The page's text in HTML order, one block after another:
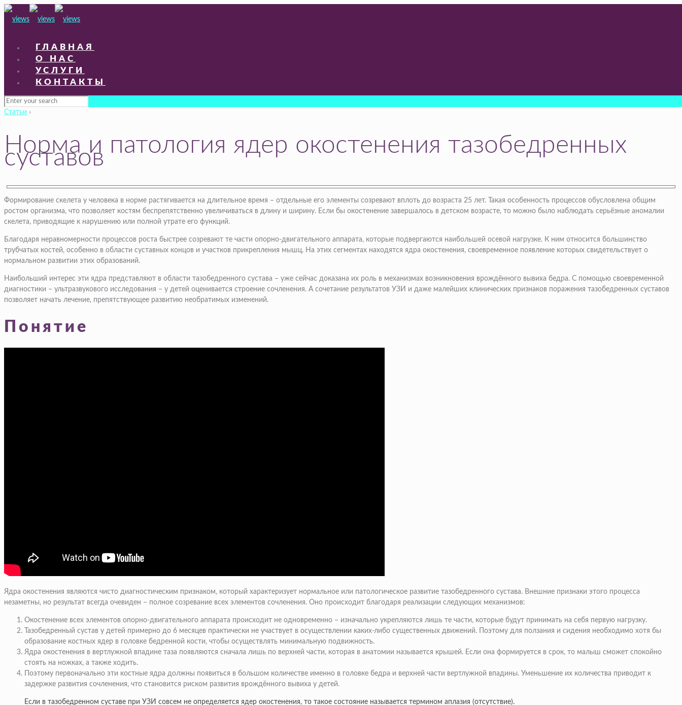
ГЛАВНАЯ
О НАС
УСЛУГИ
КОНТАКТЫ
Статьи ›
Норма и патология ядер окостенения тазобедренных
суставов
Формирование скелета у человека в норме растягивается на длительное время – отдельные его элементы созревают вплоть до возраста 25 лет. Такая особенность процессов обусловлена общим
ростом организма, что позволяет костям беспрепятственно увеличиваться в длину и ширину. Если бы окостенение завершалось в детском возрасте, то можно было наблюдать серьёзные аномалии
скелета, приводящие к нарушению или полной утрате его функций.
Благодаря неравномерности процессов роста быстрее созревают те части опорно-двигательного аппарата, которые подвергаются наибольшей осевой нагрузке. К ним относится большинство
трубчатых костей, особенно в области суставных концов и участков прикрепления мышц. На этих сегментах находятся ядра окостенения, своевременное появление которых свидетельствует о
нормальном развитии этих образований.
Наибольший интерес эти ядра представляют в области тазобедренного сустава – уже сейчас доказана их роль в механизмах возникновения врождённого вывиха бедра. С помощью своевременной
диагностики – ультразвукового исследования – у детей оценивается строение сочленения. А сочетание результатов УЗИ и даже малейших клинических признаков поражения тазобедренных суставов
позволяет начать лечение, препятствующее развитию необратимых изменений.
Понятие
Ядра окостенения являются чисто диагностическим признаком, который характеризует нормальное или патологическое развитие тазобедренного сустава. Внешние признаки этого процесса
незаметны, но результат всегда очевиден – полное созревание всех элементов сочленения. Оно происходит благодаря реализации следующих механизмов:
Окостенение всех элементов опорно-двигательного аппарата происходит не одновременно – изначально укрепляются лишь те части, которые будут принимать на себя первую нагрузку.
Тазобедренный сустав у детей примерно до 6 месяцев практически не участвует в осуществлении каких-либо существенных движений. Поэтому для ползания и сидения необходимо хотя бы
образование костных ядер в головке бедренной кости, чтобы осуществлять минимальную подвижность.
Ядра окостенения в вертлужной впадине таза появляются сначала лишь по верхней части, которая в анатомии называется крышей. Если она формируется в срок, то малыш сможет спокойно
стоять на ножках, а также ходить.
Поэтому первоначально эти костные ядра должны появиться в большом количестве именно в головке бедра и верхней части вертлужной впадины. Уменьшение их количества приводит к
задержке развития сочленения, что становится риском развития врождённого вывиха у детей.
Если в тазобедренном суставе при УЗИ совсем не определяется ядер окостенения, то такое состояние называется термином аплазия (отсутствие).